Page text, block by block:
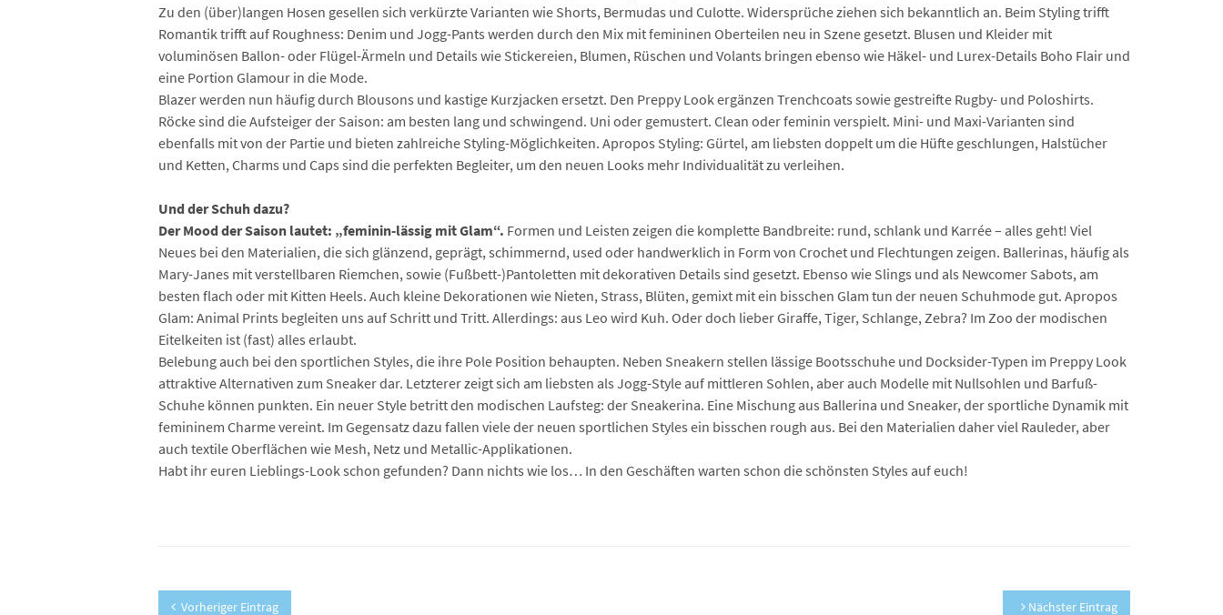
Zu den (über)langen Hosen gesellen sich verkürzte Varianten wie Shorts, Bermudas und Culotte. Widersprüche ziehen sich bekanntlich an. Beim Styling trifft
Romantik trifft auf Roughness: Denim und Jogg-Pants werden durch den Mix mit femininen Oberteilen neu in Szene gesetzt. Blusen und Kleider mit
voluminösen Ballon- oder Flügel-Ärmeln und Details wie Stickereien, Blumen, Rüschen und Volants bringen ebenso wie Häkel- und Lurex-Details Boho Flair und
eine Portion Glamour in die Mode.
Blazer werden nun häufig durch Blousons und kastige Kurzjacken ersetzt. Den Preppy Look ergänzen Trenchcoats sowie gestreifte Rugby- und Poloshirts.
Röcke sind die Aufsteiger der Saison: am besten lang und schwingend. Uni oder gemustert. Clean oder feminin verspielt. Mini- und Maxi-Varianten sind
ebenfalls mit von der Partie und bieten zahlreiche Styling-Möglichkeiten. Apropos Styling: Gürtel, am liebsten doppelt um die Hüfte geschlungen, Halstücher
und Ketten, Charms und Caps sind die perfekten Begleiter, um den neuen Looks mehr Individualität zu verleihen.
Und der Schuh dazu?
Der Mood der Saison lautet: „feminin-lässig mit Glam“. Formen und Leisten zeigen die komplette Bandbreite: rund, schlank und Karrée – alles geht! Viel
Neues bei den Materialien, die sich glänzend, geprägt, schimmernd, used oder handwerklich in Form von Crochet und Flechtungen zeigen. Ballerinas, häufig als
Mary-Janes mit verstellbaren Riemchen, sowie (Fußbett-)Pantoletten mit dekorativen Details sind gesetzt. Ebenso wie Slings und als Newcomer Sabots, am
besten flach oder mit Kitten Heels. Auch kleine Dekorationen wie Nieten, Strass, Blüten, gemixt mit ein bisschen Glam tun der neuen Schuhmode gut. Apropos
Glam: Animal Prints begleiten uns auf Schritt und Tritt. Allerdings: aus Leo wird Kuh. Oder doch lieber Giraffe, Tiger, Schlange, Zebra? Im Zoo der modischen
Eitelkeiten ist (fast) alles erlaubt.
Belebung auch bei den sportlichen Styles, die ihre Pole Position behaupten. Neben Sneakern stellen lässige Bootsschuhe und Docksider-Typen im Preppy Look
attraktive Alternativen zum Sneaker dar. Letzterer zeigt sich am liebsten als Jogg-Style auf mittleren Sohlen, aber auch Modelle mit Nullsohlen und Barfuß-
Schuhe können punkten. Ein neuer Style betritt den modischen Laufsteg: der Sneakerina. Eine Mischung aus Ballerina und Sneaker, der sportliche Dynamik mit
femininem Charme vereint. Im Gegensatz dazu fallen viele der neuen sportlichen Styles ein bisschen rough aus. Bei den Materialien daher viel Rauleder, aber
auch textile Oberflächen wie Mesh, Netz und Metallic-Applikationen.
Habt ihr euren Lieblings-Look schon gefunden? Dann nichts wie los… In den Geschäften warten schon die schönsten Styles auf euch!
Vorheriger Eintrag Nächster Eintrag